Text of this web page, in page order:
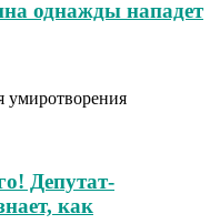
однажды нападет
Депутат-
как